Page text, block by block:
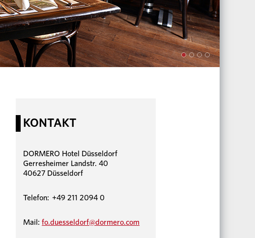
KONTAKT
DORMERO Hotel Düsseldorf
Gerresheimer Landstr. 40
40627 Düsseldorf
Telefon: +49 211 2094 0
Mail:fo.duesseldorf@dormero.com